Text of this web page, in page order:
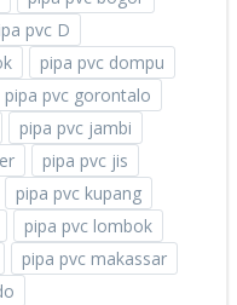
pvc D
pipa pvc dompu
pipa pvc gorontalo
pipa pvc jambi
pipa pvc jis
pipa pvc kupang
pipa pvc lombok
pipa pvc makassar